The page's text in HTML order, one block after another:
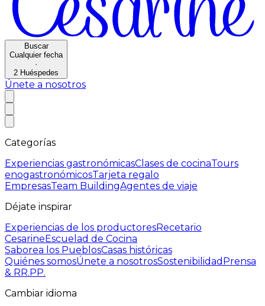
Buscar
Cualquier fecha
·
2 Huéspedes
Únete a nosotros
Categorías
Experiencias gastronómicasClases de cocinaTours
enogastronómicosTarjeta regalo
EmpresasTeam BuildingAgentes de viaje
Déjate inspirar
Experiencias de los productoresRecetario
CesarineEscuelad de Cocina
Saborea los PueblosCasas históricas
Quiénes somosÚnete a nosotrosSostenibilidad Prensa
& RR.PP.
Cambiar idioma